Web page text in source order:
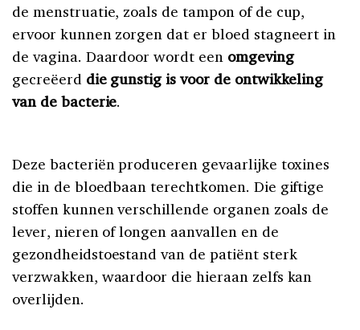
de menstruatie, zoals de tampon of de cup,
ervoor kunnen zorgen dat er bloed stagneert in
de vagina. Daardoor wordt een omgeving
gecreëerd die gunstig is voor de ontwikkeling
van de bacterie.
Deze bacteriën produceren gevaarlijke toxines
die in de bloedbaan terechtkomen. Die giftige
stoffen kunnen verschillende organen zoals de
lever, nieren of longen aanvallen en de
gezondheidstoestand van de patiënt sterk
verzwakken, waardoor die hieraan zelfs kan
overlijden.